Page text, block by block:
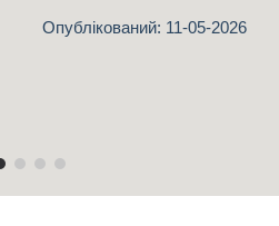
Опублікований: 11-05-2026